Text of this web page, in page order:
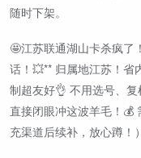
随时下架。
🤩江苏联通湖山卡杀疯了
话！💥** 归属地江苏！省
制超友好👌 不用选号、
直接闭眼冲这波羊毛！💰
充渠道后续补，放心蹲！）